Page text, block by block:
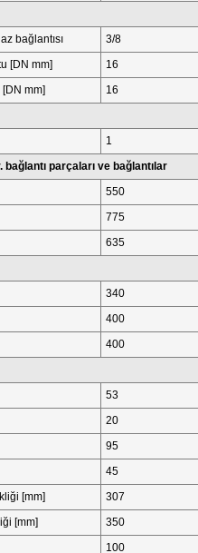
bağlantısı
3/8
[DN mm]
16
[DN mm]
16
1
parçaları ve bağlantılar
550
775
635
340
400
400
53
20
95
45
[mm]
307
[mm]
350
100